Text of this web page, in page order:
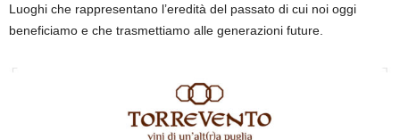
L uoghi che rappresentano l’eredità del passato di cui noi oggi
beneficiamo e che trasmettiamo alle generazioni future.